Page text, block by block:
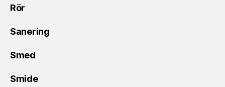
Rör
Sanering
Smed
Smide